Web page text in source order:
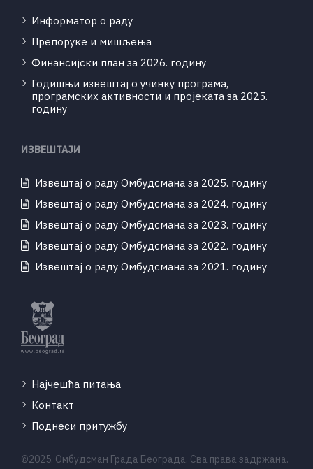
Информатор о раду
Препоруке и мишљења
Финансијски план за 2026. годину
Годишњи извештај о учинку програма,
програмских активности и пројеката за 2025.
годину
ИЗВЕШТАЈИ
Извештај о раду Омбудсмана за 2025. годину
Извештај о раду Омбудсмана за 2024. годину
Извештај о раду Омбудсмана за 2023. годину
Извештај о раду Омбудсмана за 2022. годину
Извештај о раду Омбудсмана за 2021. годину
Најчешћа питања
Контакт
Поднеси притужбу
©2025. Омбудсман Града Београда. Сва права задржана.